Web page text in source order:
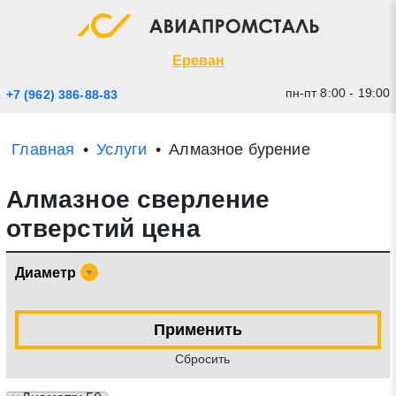
Ереван
+7 (962) 386-88-83 пн-пт 8:00 - 19:00
Главная Услуги Алмазное бурение
Алмазное сверление
отверстий цена
Диаметр
Применить
Cбросить
Экспресс заявка
Прикрепить файл (до 20 mb)
Отправить заявку